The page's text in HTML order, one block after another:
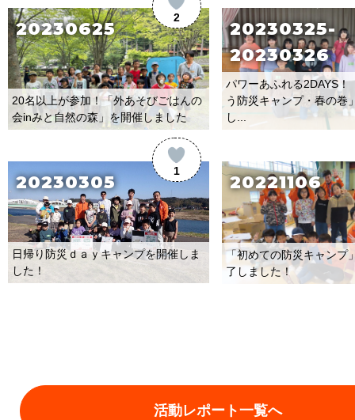
2
20230625
20名以上が参加！「外あそびごはんの
会inみと自然の森」を開催しました
20230325-
20230326
パワーあふれる2DAYS！
う防災キャンプ・春の巻
し...
1
20230305
日帰り防災ｄａｙキャンプを開催しま
した！
20221106
「初めての防災キャンプ
了しました！
活動レポート一覧へ